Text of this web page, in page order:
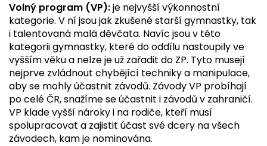
Volný program (VP):je nejvyšší výkonnostní
kategorie. V ní jsou jak zkušené starší gymnastky, tak
i talentovaná malá děvčata. Navíc jsou v této
kategorii gymnastky, které do oddílu nastoupily ve
vyšším věku a nelze je už zařadit do ZP. Tyto musejí
nejprve zvládnout chybějící techniky a manipulace,
aby se mohly účastnit závodů. Závody VP probíhají
po celé ČR, snažíme se účastnit i závodů v zahraničí.
VP klade vyšší nároky i na rodiče, kteří musí
spolupracovat a zajistit účast své dcery na všech
závodech, kam je nominována.